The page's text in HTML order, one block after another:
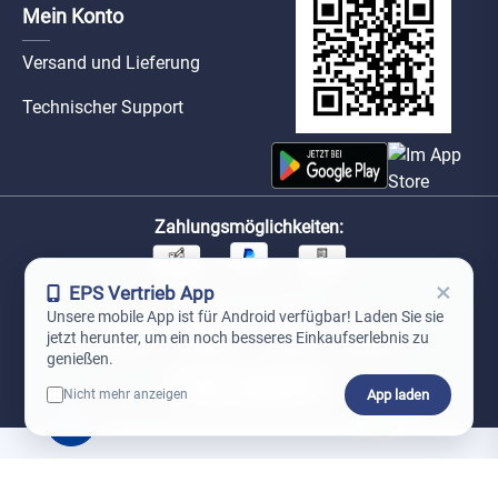
Mein Konto
Versand und Lieferung
Technischer Support
Zahlungsmöglichkeiten:
Unsere Versandpartner:
EPS Vertrieb App ×
Unsere mobile App ist für Android verfügbar! Laden Sie sie
jetzt herunter, um ein noch besseres Einkaufserlebnis zu
genießen.
Nicht mehr anzeigen App laden